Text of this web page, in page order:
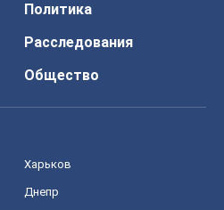
Политика
Расследования
Общество
Харьков
Днепр